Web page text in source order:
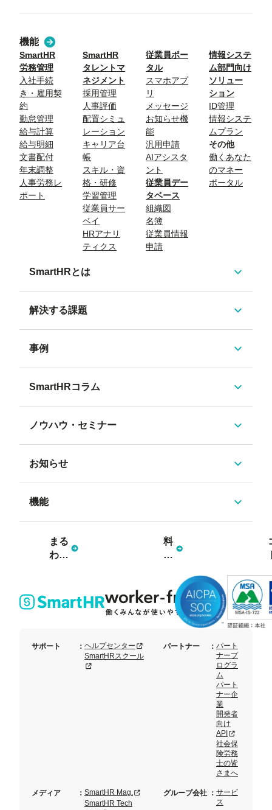
機能
SmartHR
労務管理
入社手続
き・雇用契
約
勤怠管理
給与計算
給与明細
文書配付
年末調整
人事労務レ
ポート
SmartHR
タレントマ
ネジメント
採用管理
人事評価
配置シミュ
レーション
キャリア台
帳
スキル・資
格・研修
学習管理
従業員サー
ベイ
HRアナリ
ティクス
従業員ポー
タル
スマホアプ
リ
メッセージ
お知らせ機
能
汎用申請
AIアシスタ
ント
従業員デー
タベース
組織図
名簿
従業員情報
申請
情報システ
ム部門向け
ソリュー
ション
ID管理
情報システ
ムプラン
その他
働くあなた
のマネー
ポータル
SmartHRとは
解決する課題
事例
SmartHRコラム
ノウハウ・セミナー
お知らせ
機能
まる
わか
セッ
料
金
ン
サポート ： ヘルプセンター 新規タブまたはウィンドウで開く
SmartHRスクール
新規タブまたはウィンドウで開く
メディア ： SmartHR Mag.新規タブまたはウィンドウで開く
SmartHR Tech
パートナー ： パート
ナープ
ログラ
ム
パート
ナー企
業
開発者
向け
API新規タブま
社会保
険労務
士の皆
さまへ
グループ会社 ： サービ
ス